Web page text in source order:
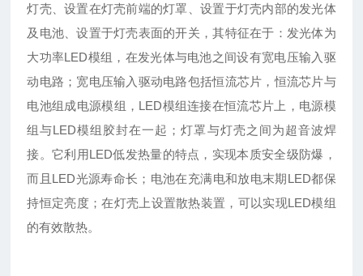
灯壳、设置在灯壳前端的灯罩、设置于灯壳内部的发光体
及电池、设置于灯壳表面的开关，其特征在于：发光体为
大功率LED模组，在发光体与电池之间设有宽电压输入驱
动电路；宽电压输入驱动电路包括恒流芯片，恒流芯片与
电池组成电源模组，LED模组连接在恒流芯片上，电源模
组与LED模组胶封在一起；灯罩与灯壳之间为超音波焊
接。它利用LED低发热量的特点，实现本质安全级防爆，
而且LED光源寿命长；电池在充满电和放电末期LED都保
持恒定亮度；在灯壳上设置散热装置，可以实现LED模组
的有效散热。